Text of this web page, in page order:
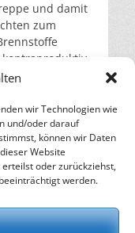
wir Technologien wie
und/oder darauf
können wir Daten
Website
oder zurückziehst,
werden.
und damit
zum
eine
heizt somit